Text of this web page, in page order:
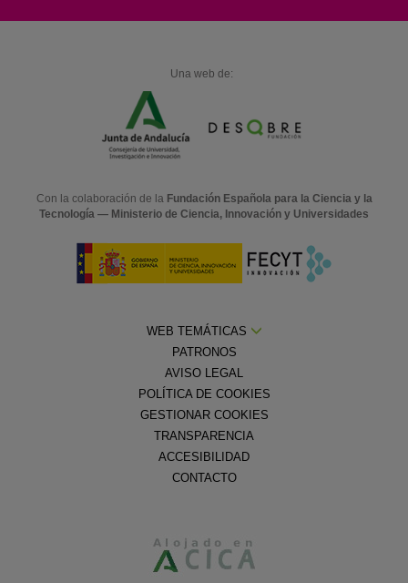
Una web de:
Con la colaboración de la Fundación Española para la Ciencia y la
Tecnología — Ministerio de Ciencia, Innovación y Universidades
WEB TEMÁTICAS
PATRONOS
AVISO LEGAL
POLÍTICA DE COOKIES
GESTIONAR COOKIES
TRANSPARENCIA
ACCESIBILIDAD
CONTACTO